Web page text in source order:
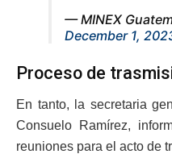
— MINEX
December 1,
Proceso de
En tanto, la secretaria
Consuelo Ramírez,
reuniones para el acto de